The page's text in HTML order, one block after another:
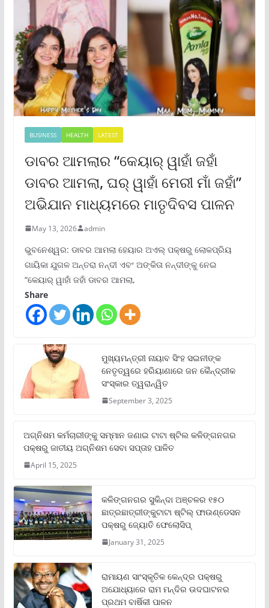
BUSINESS HEALTH LATEST
ଡାବର ଆମଲାର “କେୟାର୍ ୱାହାଁ ଜହାଁ
ଡାବର ଆମଲା, ଘର୍ ୱାହାଁ ମେରୀ ମାଁ ଜହାଁ”
ଅଭିଯାନ ମାଧ୍ୟମରେ ମାତୃଦିବସ ପାଳନ
May 13, 2026 admin
ଭୁବନେଶ୍ୱର: ଡାବର ଆମଲା ହେୟାର ଅଏଲ୍ ପକ୍ଷରୁ ଲୋକପ୍ରିୟ
ଗାୟିକା ଯୁଗଳ ଅନ୍ତରା ନନ୍ଦୀ ଏବଂ ଅଙ୍କିତା ନନ୍ଦୀଙ୍କୁ ନେଇ
“କେୟାର୍ ୱାହାଁ ଜହାଁ ଡାବର ଆମଲା,
Share
ମୁଖ୍ୟମନ୍ତ୍ରୀ ନାୟାବ ସିଂହ ସଇନୀଙ୍କ
ନେତୃତ୍ୱରେ ହରିୟାଣାରେ ଜନ କୈନ୍ଦ୍ରୀକ
ସଂସ୍କାର ତ୍ୱରାନ୍ୱିତ
September 3, 2025
ଅଗ୍ନିଶମ କର୍ମଚାରୀଙ୍କୁ ସମ୍ମାନ ଜଣାଇ ଟାଟା ଷ୍ଟିଲ କଳିଙ୍ଗନଗର
ପକ୍ଷରୁ ଜାତୀୟ ଅଗ୍ନିଶମ ସେବା ସପ୍ତାହ ପାଳିତ
April 15, 2025
କଳିଙ୍ଗନଗର ସୁକିନ୍ଦା ଅଞ୍ଚଳର ୧୫୦
ଛାତ୍ରଛାତ୍ରୀଙ୍କୁଟାଟା ଷ୍ଟିଲ୍ ଫାଉଣ୍ଡେସନ
ପକ୍ଷରୁ ଜ୍ୟୋତି ଫେଲୋସିପ୍‌
January 31, 2025
ରାମାୟଣ ସାଂସ୍କୃତିକ କେନ୍ଦ୍ର ପକ୍ଷରୁ
ଅଯୋଧ୍ୟାରେ ରାମ ମନ୍ଦିର ଉଦଘାଟନର
ପ୍ରଥମ ବାର୍ଷିକୀ ପାଳନ